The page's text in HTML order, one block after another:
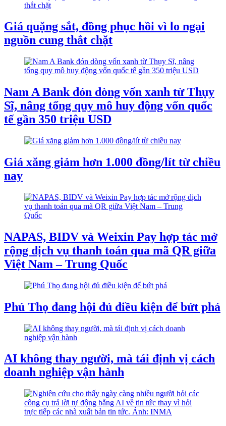
Giá quặng sắt, đồng phục hồi vì lo ngại
nguồn cung thắt chặt
Nam A Bank đón dòng vốn xanh từ Thụy
Sĩ, nâng tổng quy mô huy động vốn quốc
tế gần 350 triệu USD
Giá xăng giảm hơn 1.000 đồng/lít từ chiều
nay
NAPAS, BIDV và Weixin Pay hợp tác mở
rộng dịch vụ thanh toán qua mã QR giữa
Việt Nam – Trung Quốc
Phú Thọ đang hội đủ điều kiện để bứt phá
AI không thay người, mà tái định vị cách
doanh nghiệp vận hành